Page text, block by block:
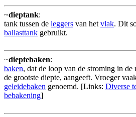
~dieptank:
tank tussen de leggers van het vlak. Dit
ballasttank gebruikt.
~dieptebaken:
baken, dat de loop van de stroming in de
de grootste diepte, aangeeft. Vroeger
geleidebaken genoemd. [Links: Diverse
bebakening]